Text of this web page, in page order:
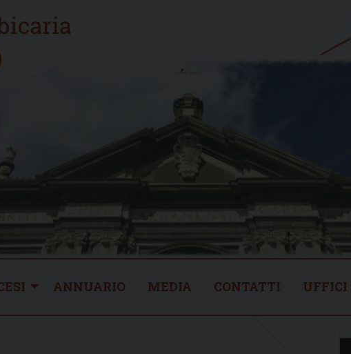
ANNUARIO MEDIA CONTATTI UFFICI